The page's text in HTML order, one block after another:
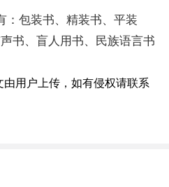
：包装书、精装书、平装
书、盲人用书、民族语言书
用户上传，如有侵权请联系